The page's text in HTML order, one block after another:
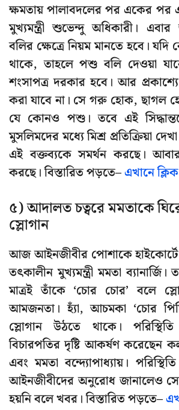
ক্ষমতায় পালাবদলের পর একের পর
মুখ্যমন্ত্রী শুভেন্দু অধিকারী।
বলির ক্ষেত্রে নিয়ম মানতে হবে।
থাকে, তাহলে পশু বলি দেওয়া
শংসাপত্র দরকার হবে। আর
করা যাবে না। সে গরু হোক, ছাগল
যে কোনও পশু। তবে এই
মুসলিমদের মধ্যে মিশ্র প্রতিক্রিয়া
এই বক্তব্যকে সমর্থন করছে।
করছে। বিস্তারিত পড়তে–এখানে
৫) আদালত চত্বরে মমতাকে
স্লোগান
আজ আইনজীবীর পোশাকে হাইকোর্টে
তৎকালীন মুখ্যমন্ত্রী মমতা
মাত্রই তাঁকে ‘চোর চোর’ বলে
আমজনতা। হ্যাঁ, আচমকা ‘চোর
স্লোগান উঠতে থাকে।
বিচারপতির দৃষ্টি আকর্ষণ করেছেন
এবং মমতা বন্দ্যোপাধ্যায়।
আইনজীবীদের অনুরোধ জানালেও
হয়নি বলে খবর। বিস্তারিত পড়তে–